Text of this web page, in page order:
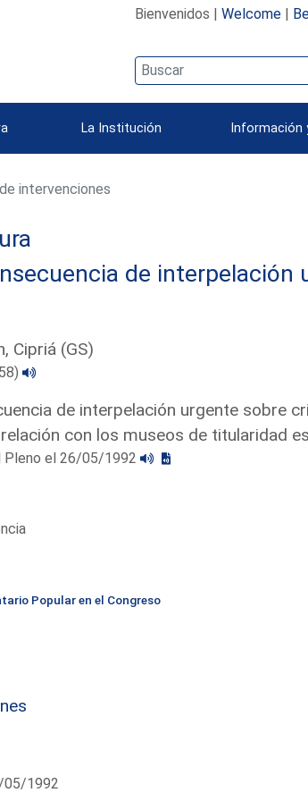
Bienvenidos | Welcome|
La Institución Información
intervenciones
de interpelación
Cipriá (GS)
de interpelación urgente sobre
con los museos de titularidad
Pleno el 26/05/1992
Popular en el Congreso
05/1992